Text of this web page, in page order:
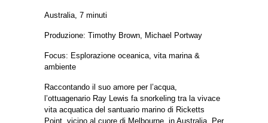
Australia, 7 minuti
Produzione: Timothy Brown, Michael Portway
Focus: Esplorazione oceanica, vita marina &
ambiente
Raccontando il suo amore per l’acqua,
l’ottuagenario Ray Lewis fa snorkeling tra la vivace
vita acquatica del santuario marino di Ricketts
Point, vicino al cuore di Melbourne, in Australia.
Per